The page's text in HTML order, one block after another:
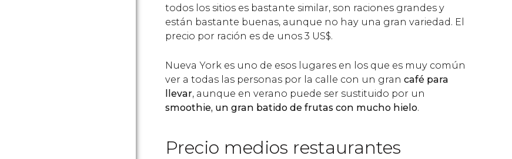
todos los sitios es bastante similar, son raciones grandes y
están bastante buenas, aunque no hay una gran variedad. El
precio por ración es de unos 3 US$.
Nueva York es uno de esos lugares en los que es muy común
ver a todas las personas por la calle con un gran café para
llevar, aunque en verano puede ser sustituido por un
smoothie, un gran batido de frutas con mucho hielo.
Precio medios restaurantes